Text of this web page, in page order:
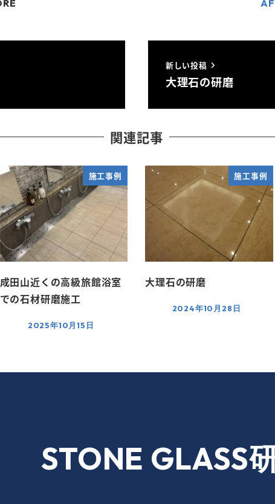
新しい投稿
大理石の研磨
関連記事
施工事例
成田山近くの高級旅館浴室
での石材研磨施工
2025年10月15日
施工事例
大理石の研磨
2024年10月28日
STONE GLASS